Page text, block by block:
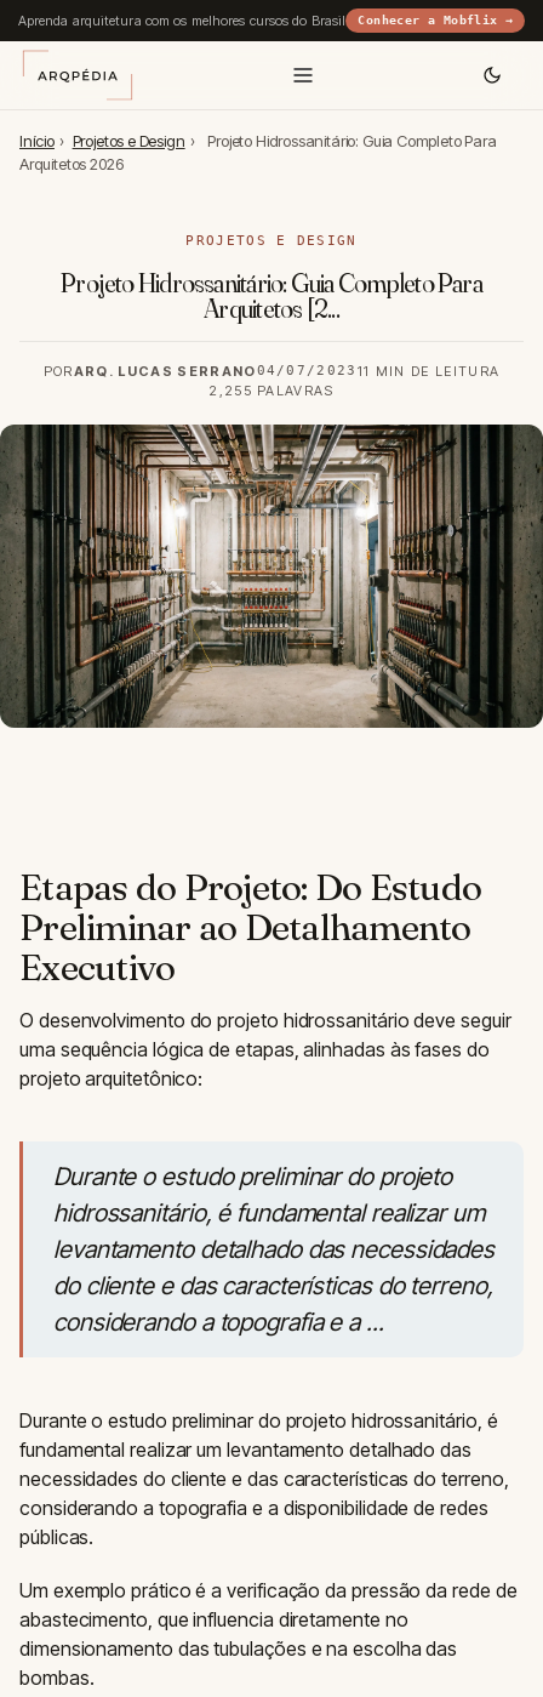
Aprenda arquitetura com os melhores cursos do Brasil Conhecer a Mobflix →
Início › Projetos e Design ›
Projeto Hidrossanitário: Guia Completo Para
Arquitetos 2026
PROJETOS E DESIGN
Projeto Hidrossanitário: Guia Completo Para
Arquitetos [2...
PORARQ. LUCAS SERRANO04/07/2023 11 MIN DE LEITURA
2,255 PALAVRAS
Etapas do Projeto: Do Estudo
Preliminar ao Detalhamento
Executivo
O desenvolvimento do projeto hidrossanitário deve seguir
uma sequência lógica de etapas, alinhadas às fases do
projeto arquitetônico:
Durante o estudo preliminar do projeto
hidrossanitário, é fundamental realizar um
levantamento detalhado das necessidades
do cliente e das características do terreno,
considerando a topografia e a ...
Durante o estudo preliminar do projeto hidrossanitário, é
fundamental realizar um levantamento detalhado das
necessidades do cliente e das características do terreno,
considerando a topografia e a disponibilidade de redes
públicas.
Um exemplo prático é a verificação da pressão da rede de
abastecimento, que influencia diretamente no
dimensionamento das tubulações e na escolha das
bombas.